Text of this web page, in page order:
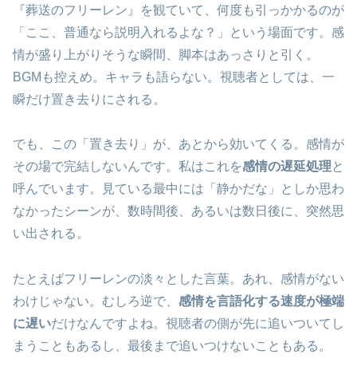
『葬送のフリーレン』を観ていて、何度も引っかかるのが
「ここ、普通なら説明入れるよな？」という場面です。感
情が盛り上がりそうな瞬間、脚本はあっさりと引く。
BGMも控えめ。キャラも語らない。視聴者としては、一
瞬だけ置き去りにされる。
でも、この「置き去り」が、あとから効いてくる。感情が
その場で完結しないんです。私はこれを感情の遅延処理 と
呼んでいます。見ている最中には「静かだな」としか思わ
なかったシーンが、数時間後、あるいは数日後に、突然思
い出される。
たとえばフリーレンの淡々とした言葉。あれ、感情がない
わけじゃない。むしろ逆で、 感情を言語化する速度が極端
に遅いだけなんですよね。視聴者の側が先に追いついてし
まうこともあるし、最後まで追いつけないこともある。